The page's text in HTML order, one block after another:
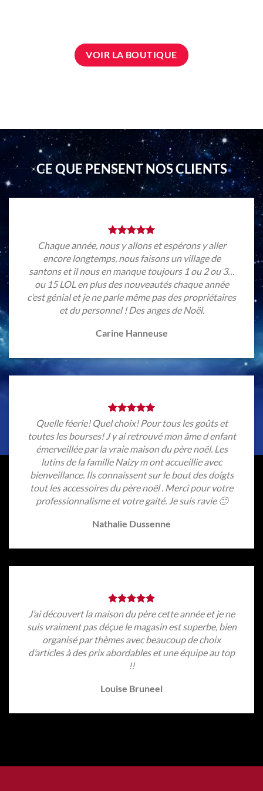
VOIR LA BOUTIQUE
CE QUE PENSENT NOS CLIENTS
Chaque année, nous y allons et espérons y aller
encore longtemps, nous faisons un village de
santons et il nous en manque toujours 1 ou 2 ou 3…
ou 15 LOL en plus des nouveautés chaque année
c’est génial et je ne parle même pas des propriétaires
et du personnel ! Des anges de Noël.
Carine Hanneuse
Quelle féerie! Quel choix! Pour tous les goûts et
toutes les bourses! J y ai retrouvé mon âme d enfant
émerveillée par la vraie maison du père noël. Les
lutins de la famille Naizy m ont accueillie avec
bienveillance. Ils connaissent sur le bout des doigts
tout les accessoires du père noël . Merci pour votre
professionnalisme et votre gaité. Je suis ravie 🙂
Nathalie Dussenne
J’ai découvert la maison du père cette année et je ne
suis vraiment pas déçue le magasin est superbe, bien
organisé par thèmes avec beaucoup de choix
d’articles à des prix abordables et une équipe au top
!!
Louise Bruneel